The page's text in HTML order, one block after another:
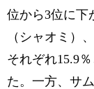
位から3位に下
（シャオミ）
それぞれ15.9
た。一方、サ